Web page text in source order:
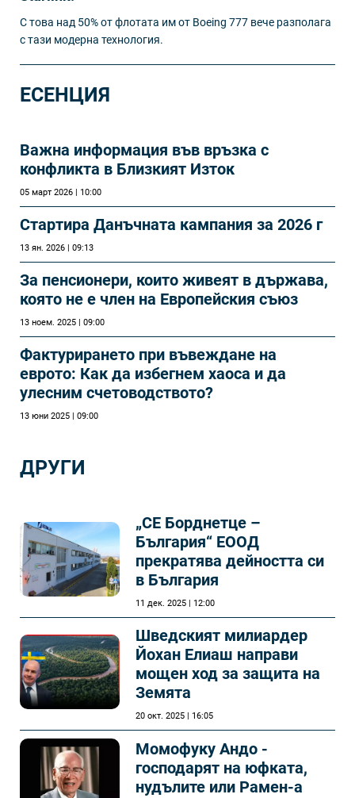
С това над 50% от флотата им от Boeing 777 вече разполага
с тази модерна технология.
ЕСЕНЦИЯ
Важна информация във връзка с
конфликта в Близкият Изток
05 март 2026 | 10:00
Стартира Данъчната кампания за 2026 г
13 ян. 2026 | 09:13
За пенсионери, които живеят в държава,
която не е член на Европейския съюз
13 ноем. 2025 | 09:00
Фактурирането при въвеждане на
еврото: Как да избегнем хаоса и да
улесним счетоводството?
13 юни 2025 | 09:00
ДРУГИ
„СЕ Борднетце –
България“ ЕООД
прекратява дейността си
в България
11 дек. 2025 | 12:00
Шведският милиардер
Йохан Елиаш направи
мощен ход за защита на
Земята
20 окт. 2025 | 16:05
Момофуку Андо -
господарят на юфката,
нудълите или Рамен-а